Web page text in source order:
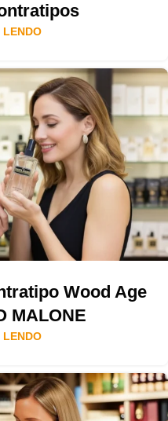
LENDO
Wood Age
MALONE
LENDO